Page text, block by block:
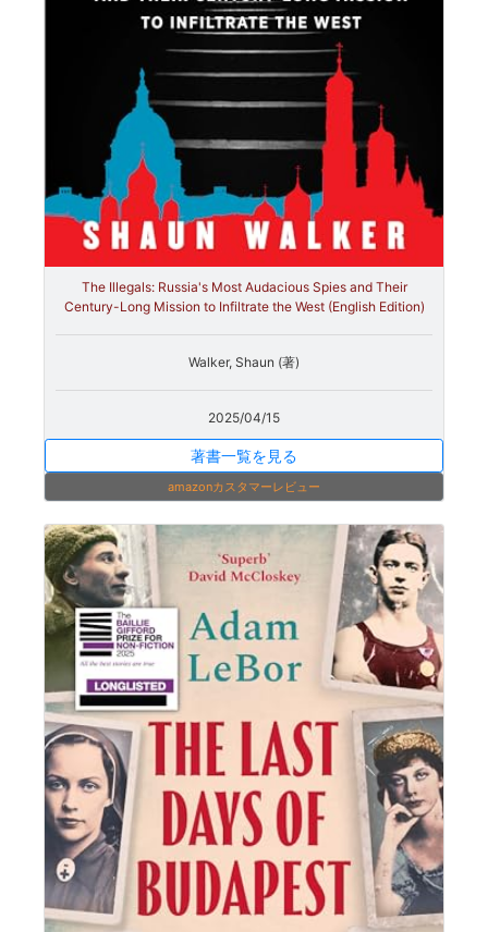
The Illegals: Russia's Most Audacious Spies and Their
Century-Long Mission to Infiltrate the West (English Edition)
Walker, Shaun (著)
2025/04/15
著書一覧を見る
amazonカスタマーレビュー